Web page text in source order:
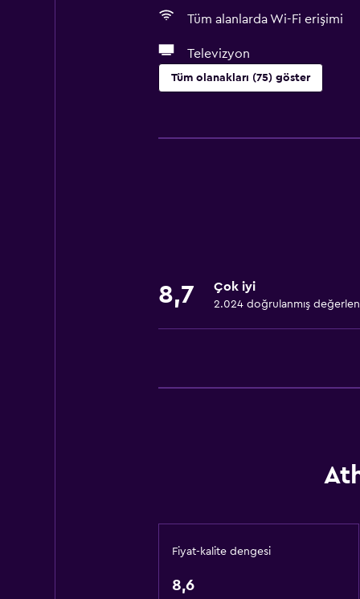
Tüm alanlarda Wi-Fi erişimi
Televizyon
Tüm olanakları (75) göster
Ücretsiz WiFi
Ücretsiz tuvalet malzemeleri
Asansör
8,7 Çok iyi
2.024 doğrulanmış
Fiyat-kalite dengesi
8,6